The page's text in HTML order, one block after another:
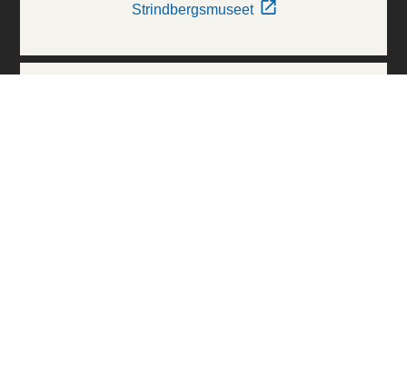
Strindbergsmuseet